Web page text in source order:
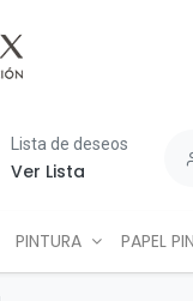
Lista de deseos
Ver Lista
PINTURA PAPEL